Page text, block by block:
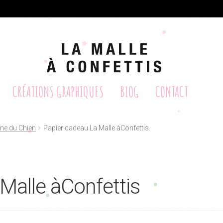
CRÉATIONS GRAPHIQUES BLOG CONTACT
du Chien Papier cadeau La Malle àConfettis
àConfettis